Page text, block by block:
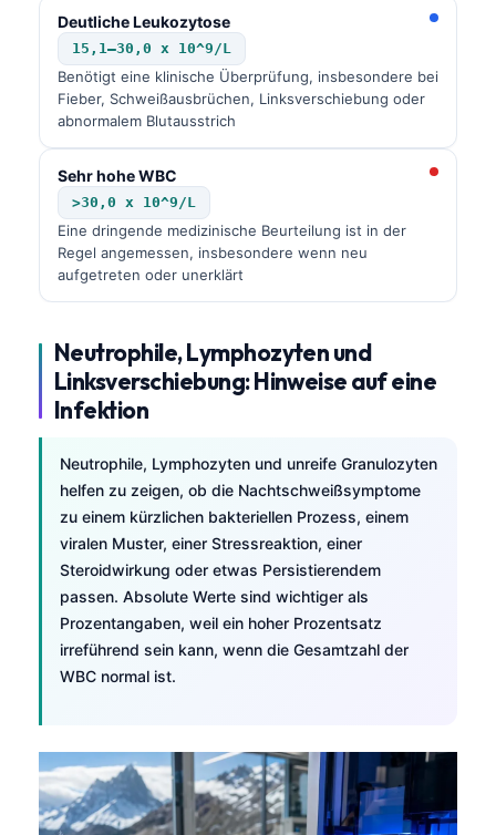
Deutliche Leukozytose
15,1–30,0 x 10^9/L
Benötigt eine klinische Überprüfung, insbesondere bei
Fieber, Schweißausbrüchen, Linksverschiebung oder
abnormalem Blutausstrich
Sehr hohe WBC
>30,0 x 10^9/L
Eine dringende medizinische Beurteilung ist in der
Regel angemessen, insbesondere wenn neu
aufgetreten oder unerklärt
Neutrophile, Lymphozyten und
Linksverschiebung: Hinweise auf eine
Infektion
Neutrophile, Lymphozyten und unreife Granulozyten
helfen zu zeigen, ob die Nachtschweißsymptome
zu einem kürzlichen bakteriellen Prozess, einem
viralen Muster, einer Stressreaktion, einer
Steroidwirkung oder etwas Persistierendem
passen. Absolute Werte sind wichtiger als
Prozentangaben, weil ein hoher Prozentsatz
irreführend sein kann, wenn die Gesamtzahl der
WBC normal ist.